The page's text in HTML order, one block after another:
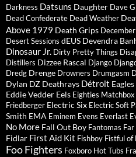
Darkness Datsuns Daughter Dave
Dead Confederate Dead Weather
Above 1979 Death Grips
Desert Sessions dEUS Devendra
Dinosaur Jr. Dirty Pretty Things
Distillers Dizzee Rascal Django
Dredg Drenge Drowners Drumgasm
Dylan DZ Deathrays Détroit
Eddie Vedder Eels Eighties
Friedberger Electric Six Electric Soft
Smith EMA Eminem Evens Everlast
No More Fall Out Boy Fantomas Far
Fidlar First Aid Kit Fishboy Fistful of
Foo Fighters Foxboro Hot Tubs